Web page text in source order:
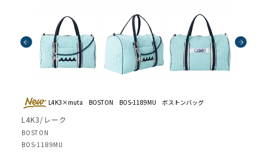
L4K3×muta BOSTON BOS-1189MU ボストンバッグ
L4K3/レーク
BOSTON
BOS-1189MU